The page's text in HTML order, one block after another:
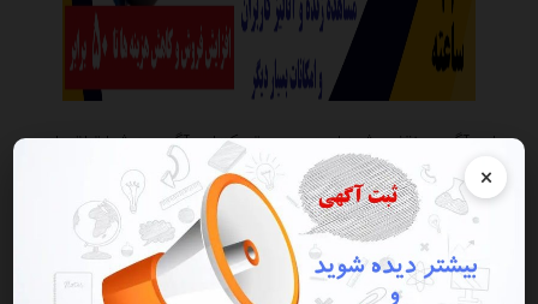
×
این آگهی منقضی شده است در صورتی که این آگهی به شما تعلق دارد
هرچه سریعتر به پنل کاربری خود مراجعه و اقدام به فعال سازی آن نمایید
گزارش آگهی ذخیره